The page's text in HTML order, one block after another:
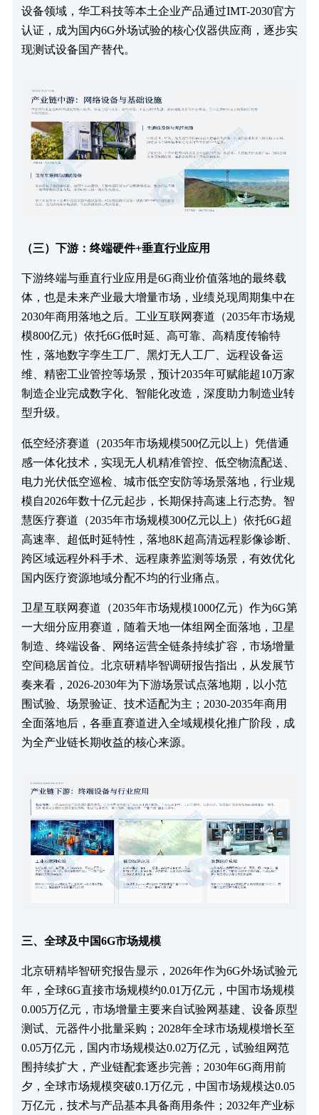
设备领域，华工科技等本土企业产品通过IMT-2030官方
认证，成为国内6G外场试验的核心仪器供应商，逐步实
现测试设备国产替代。
（三）下游：终端硬件+垂直行业应用
下游终端与垂直行业应用是6G商业价值落地的最终载
体，也是未来产业最大增量市场，业绩兑现周期集中在
2030年商用落地之后。工业互联网赛道（2035年市场规
模800亿元）依托6G低时延、高可靠、高精度传输特
性，落地数字孪生工厂、黑灯无人工厂、远程设备运
维、精密工业管控等场景，预计2035年可赋能超10万家
制造企业完成数字化、智能化改造，深度助力制造业转
型升级。
低空经济赛道（2035年市场规模500亿元以上）凭借通
感一体化技术，实现无人机精准管控、低空物流配送、
电力光伏低空巡检、城市低空安防等场景落地，行业规
模自2026年数十亿元起步，长期保持高速上行态势。智
慧医疗赛道（2035年市场规模300亿元以上）依托6G超
高速率、超低时延特性，落地8K超高清远程影像诊断、
跨区域远程外科手术、远程康养监测等场景，有效优化
国内医疗资源地域分配不均的行业痛点。
卫星互联网赛道（2035年市场规模1000亿元）作为6G第
一大细分应用赛道，随着天地一体组网全面落地，卫星
制造、终端设备、网络运营全链条持续扩容，市场增量
空间稳居首位。北京研精毕智调研报告指出，从发展节
奏来看，2026-2030年为下游场景试点落地期，以小范
围试验、场景验证、技术适配为主；2030-2035年商用
全面落地后，各垂直赛道进入全域规模化推广阶段，成
为全产业链长期收益的核心来源。
三、全球及中国6G市场规模
北京研精毕智研究报告显示，2026年作为6G外场试验元
年，全球6G直接市场规模约0.01万亿元，中国市场规模
0.005万亿元，市场增量主要来自试验网基建、设备原型
测试、元器件小批量采购；2028年全球市场规模增长至
0.05万亿元，国内市场规模达0.02万亿元，试验组网范
围持续扩大，产业链配套逐步完善；2030年6G商用前
夕，全球市场规模突破0.1万亿元，中国市场规模达0.05
万亿元，技术与产品基本具备商用条件；2032年产业标